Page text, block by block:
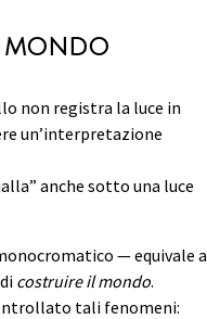
mondo
non registra la luce in
un’interpretazione
anche sotto una luce
— equivale a
costruire il mondo.
tali fenomeni: